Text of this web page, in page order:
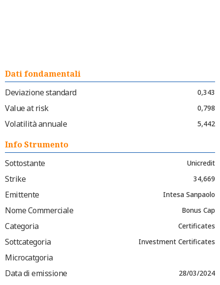
Dati fondamentali
Deviazione standard
0,343
Value at risk 0,798
Volatilità annuale 5,442
Info Strumento
Sottostante
Unicredit
Strike 34,669
Emittente Intesa Sanpaolo
Nome Commerciale Bonus Cap
Categoria Certificates
Sottcategoria Investment Certificates
Microcatgoria
Data di emissione
28/03/2024